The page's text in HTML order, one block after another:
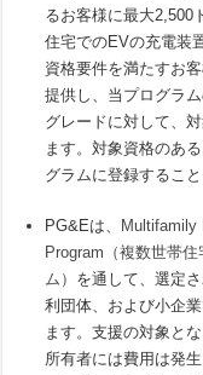
るお客様に最大2,500
住宅でのEVの充電装
資格要件を満たすお
提供し、当プログラ
グレードに対して、
ます。対象資格のあ
グラムに登録すること
PG&Eは、
Multifamily
Program（複数世帯
ム） を通して、選定
利団体、および小企
ます。支援の対象と
所有者には費用は発